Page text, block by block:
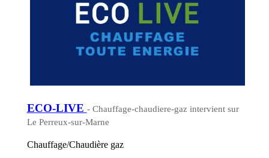
ECO-LIVE - Chauffage-chaudiere-gaz intervient sur
Le Perreux-sur-Marne
Chauffage/Chaudière gaz